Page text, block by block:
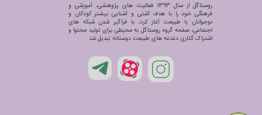
روستاگل از سال 1393 فعالیت های پژوهشی، آموزشی و
فرهنگی خود را با هدف آشتی و آشنایی بیشتر کودکان و
نوجوانان با طبیعت آغاز کرد، با فراگیر شدن شبکه های
اجتماعی، صفحه گروه روستاگل به محیطی برای تولید محتوا و
اشتراک گذاری دغدغه های طبیعت دوستانه تبدیل شد